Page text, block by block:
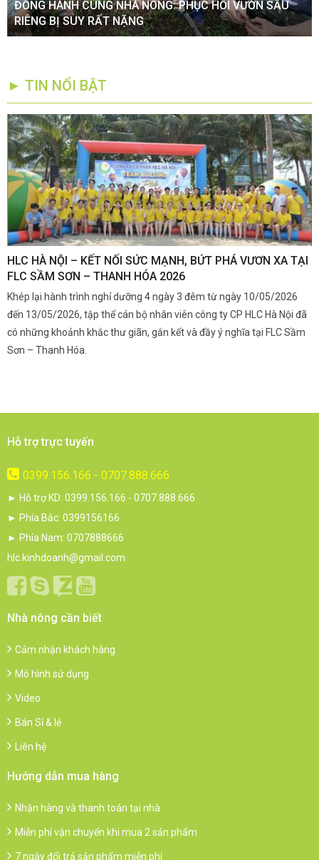
ĐỒNG HÀNH CÙNG NHÀ NÔNG: PHỤC HỒI VƯỜN SẦU
RIÊNG BỊ SUY RẤT NẶNG
► TIN NỔI BẬT
HLC HÀ NỘI – KẾT NỐI SỨC MẠNH, BỨT PHÁ VƯƠN XA TẠI
FLC SẦM SƠN – THANH HÓA 2026
Khép lại hành trình nghỉ dưỡng 4 ngày 3 đêm từ ngày 10/05/2026
đến 13/05/2026, tập thể cán bộ nhân viên công ty CP HLC Hà Nội đã
có những khoảnh khắc thư giãn, gắn kết và đầy ý nghĩa tại FLC Sầm
Sơn – Thanh Hóa.
Hỗ trợ trực tuyến
0399.156.166 - 0707.888.666
► Hỗ trợ KD: 0399.156.166 - 0707.888.666
► Phía Bắc: 0399156166
► Phía Nam: 0707888666
hlc.kinhdoanh@gmail.com
Nhà nông cần biết
Cảm nhận khách hàng
Mô hình sử dụng
Video
Bán Sỉ & lẻ
Liên hệ
Hướng dẫn mua hàng
Nhận hàng và thanh toán tại nhà
Miễn phí vận chuyển khi mua 2 sản phẩm
7 ngày đổi trả sản phẩm miễn phí